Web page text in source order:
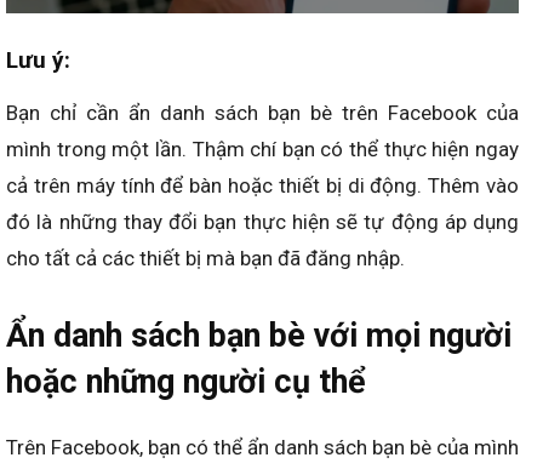
Lưu ý:
Bạn chỉ cần ẩn danh sách bạn bè trên Facebook của
mình trong một lần. Thậm chí bạn có thể thực hiện ngay
cả trên máy tính để bàn hoặc thiết bị di động. Thêm vào
đó là những thay đổi bạn thực hiện sẽ tự động áp dụng
cho tất cả các thiết bị mà bạn đã đăng nhập.
Ẩn danh sách bạn bè với mọi người
hoặc những người cụ thể
Trên Facebook, bạn có thể ẩn danh sách bạn bè của mình